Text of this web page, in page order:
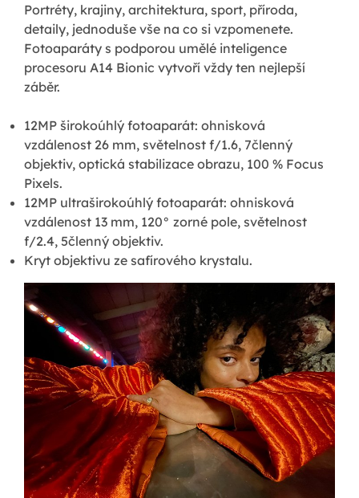
Portréty, krajiny, architektura, sport, příroda,
detaily, jednoduše vše na co si vzpomenete.
Fotoaparáty s podporou umělé inteligence
procesoru A14 Bionic vytvoří vždy ten nejlepší
záběr.
12MP širokoúhlý fotoaparát: ohnisková
vzdálenost 26 mm, světelnost f/1.6, 7členný
objektiv, optická stabilizace obrazu, 100 % Focus
Pixels.
12MP ultraširokoúhlý fotoaparát: ohnisková
vzdálenost 13 mm, 120° zorné pole, světelnost
f/2.4, 5členný objektiv.
Kryt objektivu ze safírového krystalu.